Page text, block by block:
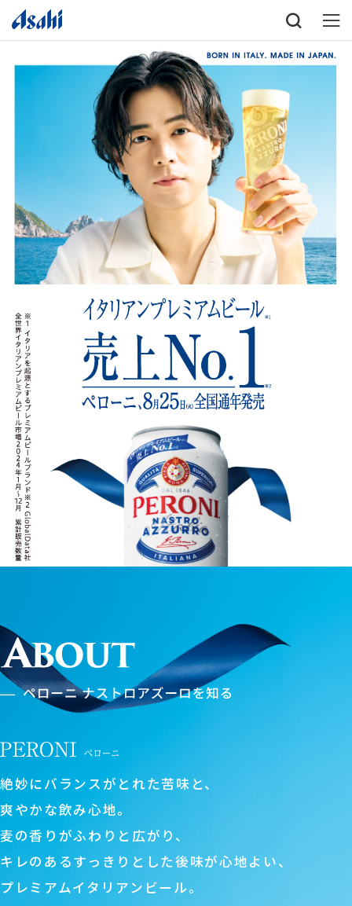
絶妙にバランスがとれた苦味と、
爽やかな飲み心地。
麦の香りがふわりと広がり、
キレのあるすっきりとした後味が心地よい、
プレミアムイタリアンビール。